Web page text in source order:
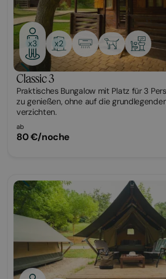
x3 x2
Classic 3
Praktisches Bungalow mit Platz für 3
zu genießen, ohne auf die
verzichten.
ab
80 €/noche
Glamping